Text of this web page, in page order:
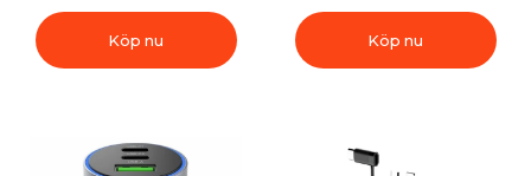
Köp nu Köp nu